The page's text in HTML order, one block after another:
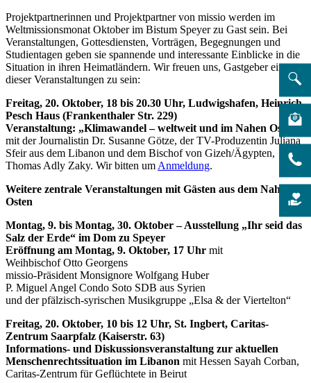
Projektpartnerinnen und Projektpartner von missio werden im
Weltmissionsmonat Oktober im Bistum Speyer zu Gast sein. Bei
Veranstaltungen, Gottesdiensten, Vorträgen, Begegnungen und
Studientagen geben sie spannende und interessante Einblicke in die
Situation in ihren Heimatländern. Wir freuen uns, Gastgeber einer
dieser Veranstaltungen zu sein:
Freitag, 20. Oktober, 18 bis 20.30 Uhr, Ludwigshafen, Heinrich
Pesch Haus (Frankenthaler Str. 229)
Veranstaltung: „Klimawandel – weltweit und im Nahen Osten“
mit der Journalistin Dr. Susanne Götze, der TV-Produzentin Juliana
Sfeir aus dem Libanon und dem Bischof von Gizeh/Ägypten,
Thomas Adly Zaky. Wir bitten um Anmeldung.
Weitere zentrale Veranstaltungen mit Gästen aus dem Nahen
Osten
Montag, 9. bis Montag, 30. Oktober – Ausstellung „Ihr seid das
Salz der Erde“ im Dom zu Speyer
Eröffnung am Montag, 9. Oktober, 17 Uhr mit
Weihbischof Otto Georgens
missio-Präsident Monsignore Wolfgang Huber
P. Miguel Angel Condo Soto SDB aus Syrien
und der pfälzisch-syrischen Musikgruppe „Elsa & der Viertelton“
Freitag, 20. Oktober, 10 bis 12 Uhr, St. Ingbert, Caritas-
Zentrum Saarpfalz (Kaiserstr. 63)
Informations- und Diskussionsveranstaltung zur aktuellen
Menschenrechtssituation im Libanon mit Hessen Sayah Corban,
Caritas-Zentrum für Geflüchtete in Beirut